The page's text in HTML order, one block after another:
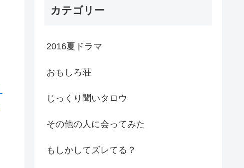
カテゴリー
2016夏ドラマ
おもしろ荘
じっくり聞いタロウ
その他の人に会ってみた
もしかしてズレてる？